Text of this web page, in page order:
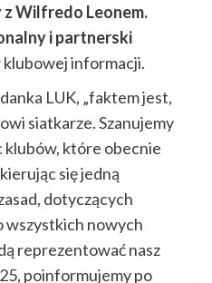
Wilfredo Leonem.
i partnerski
klubowej informacji.
LUK, „faktem jest,
siatkarze. Szanujemy
klubów, które obecnie
się jedną
dotyczących
wszystkich nowych
reprezentować nasz
poinformujemy po